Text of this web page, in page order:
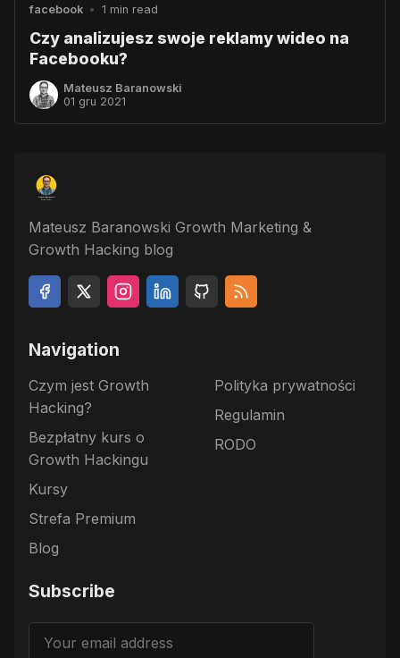
facebook • 1 min read
Czy analizujesz swoje reklamy wideo na
Facebooku?
Mateusz Baranowski
01 gru 2021
Mateusz Baranowski Growth Marketing &
Growth Hacking blog
Navigation
Czym jest Growth
Hacking?
Bezpłatny kurs o
Growth Hackingu
Kursy
Strefa Premium
Blog
Polityka prywatności
Regulamin
RODO
Subscribe